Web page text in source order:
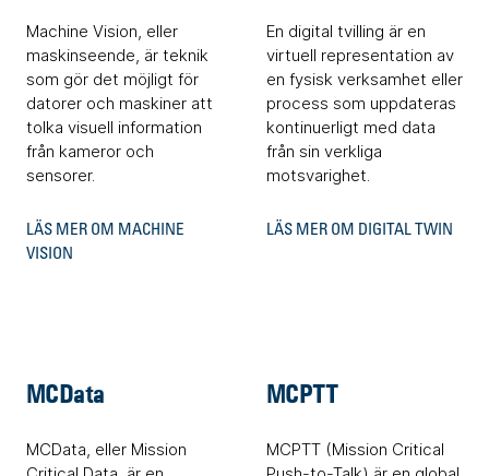
Machine Vision, eller
maskinseende, är teknik
som gör det möjligt för
datorer och maskiner att
tolka visuell information
från kameror och
sensorer.
LÄS MER OM MACHINE
VISION
En digital tvilling är en
virtuell representation av
en fysisk verksamhet eller
process som uppdateras
kontinuerligt med data
från sin verkliga
motsvarighet.
LÄS MER OM DIGITAL TWIN
MCData
MCData, eller Mission
MCPTT
MCPTT (Mission Critical